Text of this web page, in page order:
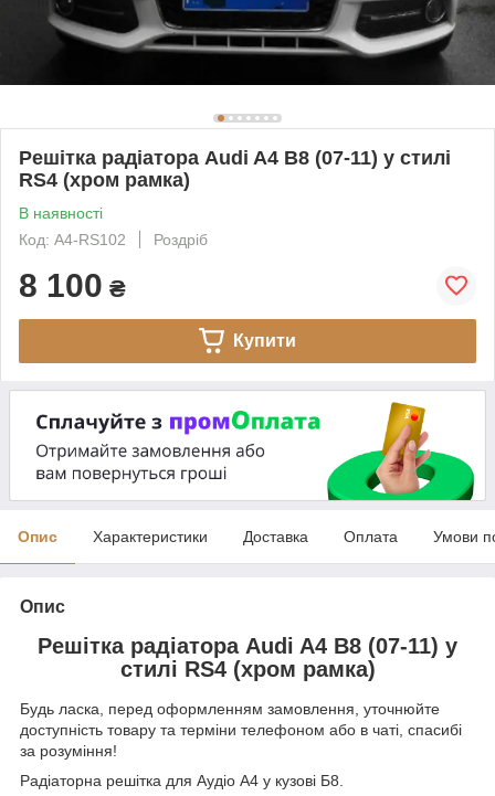
Решітка радіатора Audi A4 B8 (07-11) у стилі
RS4 (хром рамка)
В наявності
Код: A4-RS102
Роздріб
8 100 ₴
Купити
Опис Характеристики Доставка Оплата Умови
Опис
Решітка радіатора Audi A4 B8 (07-11) у
стилі RS4 (хром рамка)
Будь ласка, перед оформленням замовлення, уточнюйте
доступність товару та терміни телефоном або в чаті, спасибі
за розуміння!
Радіаторна решітка для Аудіо А4 у кузові Б8.